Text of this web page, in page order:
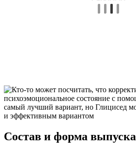
Состав и форма выпуска